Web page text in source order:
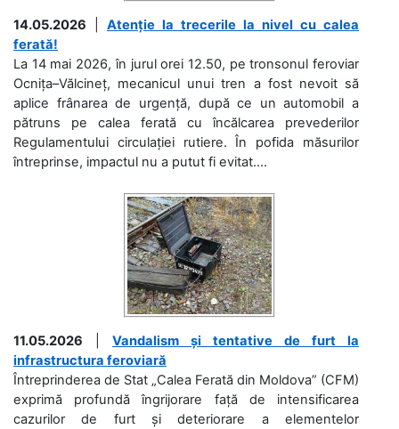
14.05.2026
Atenție la trecerile la nivel cu calea
ferată!
La 14 mai 2026, în jurul orei 12.50, pe tronsonul feroviar
Ocnița–Vălcineț, mecanicul unui tren a fost nevoit să
aplice frânarea de urgență, după ce un automobil a
pătruns pe calea ferată cu încălcarea prevederilor
Regulamentului circulației rutiere. În pofida măsurilor
întreprinse, impactul nu a putut fi evitat....
11.05.2026
Vandalism și tentative de furt la
infrastructura feroviară
Întreprinderea de Stat „Calea Ferată din Moldova” (CFM)
exprimă profundă îngrijorare față de intensificarea
cazurilor de furt și deteriorare a elementelor